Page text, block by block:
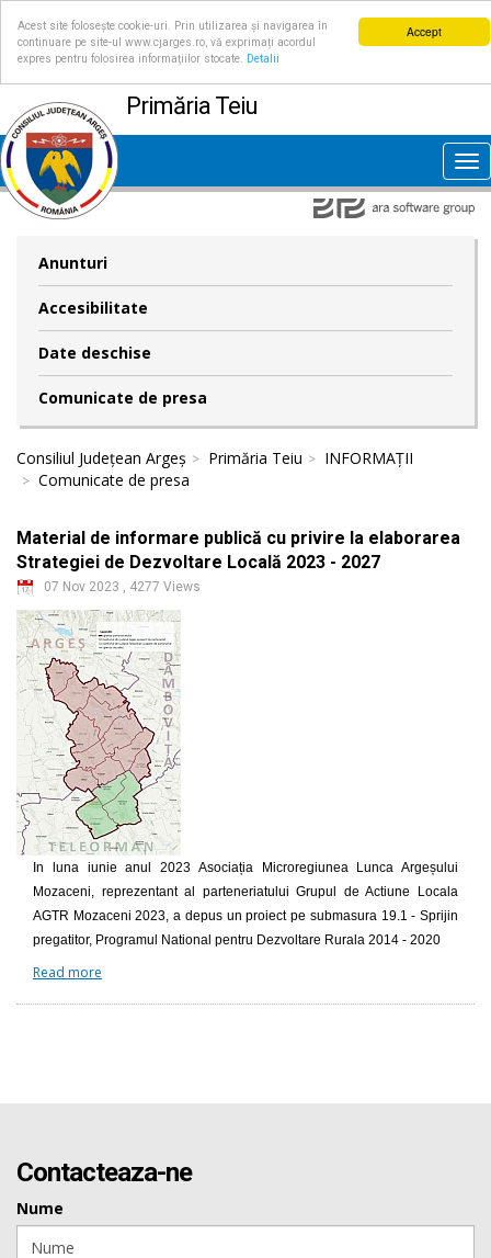
Accept
Acest site folosește cookie-uri. Prin utilizarea și navigarea în
continuare pe site-ul www.cjarges.ro, vă exprimați acordul
expres pentru folosirea informațiilor stocate.
Detalii
Primăria Teiu
Anunturi
Accesibilitate
Date deschise
Comunicate de presa
Consiliul Județean Argeș Primăria Teiu
INFORMAȚII
Comunicate de presa
Material de informare publică cu privire la elaborarea
Strategiei de Dezvoltare Locală 2023 - 2027
07 Nov 2023 , 4277 Views
In luna iunie anul 2023 Asociația Microregiunea Lunca Argeșului
Mozaceni, reprezentant al parteneriatului Grupul de Actiune Locala
AGTR Mozaceni 2023, a depus un proiect pe submasura 19.1 - Sprijin
pregatitor, Programul National pentru Dezvoltare Rurala 2014 - 2020
Read more
Contacteaza-ne
Nume